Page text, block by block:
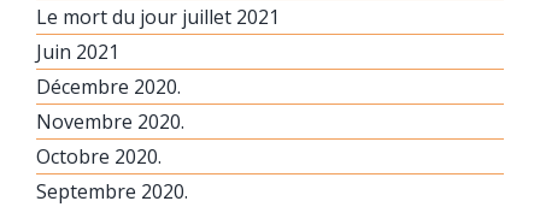
Le mort du jour juillet 2021
Juin 2021
Décembre 2020.
Novembre 2020.
Octobre 2020.
Septembre 2020.